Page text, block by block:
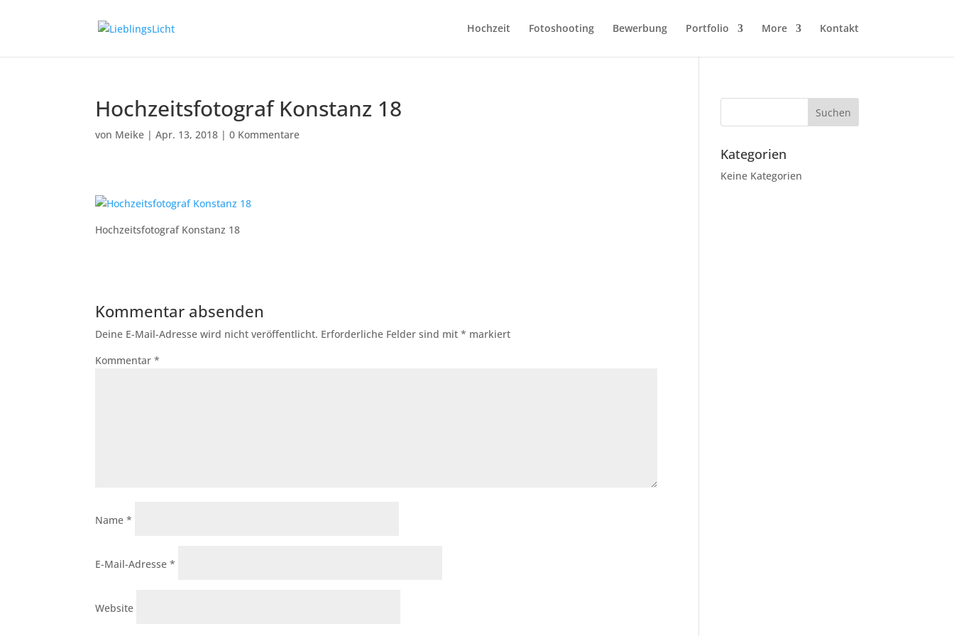
Hochzeit Fotoshooting Bewerbung Portfolio More Kontakt
Hochzeitsfotograf Konstanz 18
von Meike |Apr. 13, 2018 |0 Kommentare
Hochzeitsfotograf Konstanz 18
Kommentar absenden
Deine E-Mail-Adresse wird nicht veröffentlicht. Erforderliche Felder sind mit* markiert
Kommentar*
Name*
E-Mail-Adresse*
Website
Kategorien
Keine Kategorien